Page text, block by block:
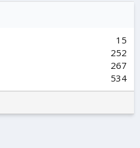
15
252
267
534